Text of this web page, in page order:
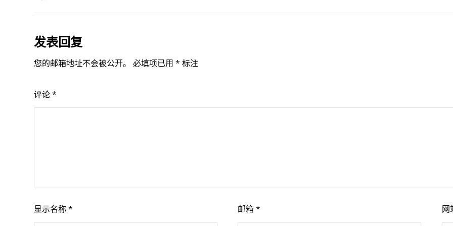
发表回复
您的邮箱地址不会被公开。 必填项已用* 标注
评论*
显示名称* 邮箱* 网